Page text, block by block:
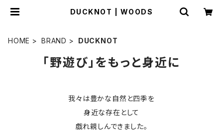
DUCKNOT | WOODS
HOME BRAND DUCKNOT
「野遊び」をもっと身近に
我々は豊かな自然と四季を
身近な存在として
戯れ親しんできました。